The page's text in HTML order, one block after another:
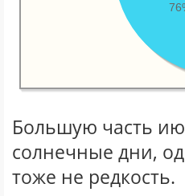
Большую часть
солнечные дни,
тоже не редкость.